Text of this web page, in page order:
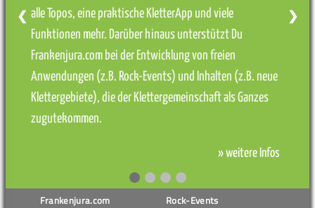
alle Topos, eine praktische KletterApp und viele
Funktionen mehr. Darüber hinaus unterstützt Du
Frankenjura.com bei der Entwicklung von freien
Anwendungen (z.B. Rock-Events) und Inhalten (z.B. neue
Klettergebiete), die der Klettergemeinschaft als Ganzes
zugutekommen.
» weitere Infos
❮ ❯
Frankenjura.com Rock-Events